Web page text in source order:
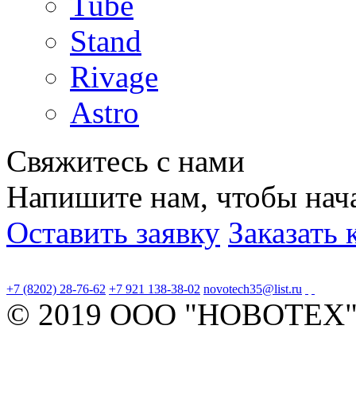
Stand
Rivage
Astro
Свяжитесь с нами
Напишите нам, чтобы
Оставить заявку Заказать
+7 (8202) 28-76-62 +7 921 138-38-02 novotech35@list.ru
© 2019 ООО